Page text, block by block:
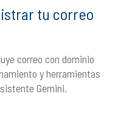
tu correo
correo con dominio
y herramientas
Gemini.